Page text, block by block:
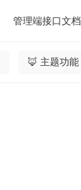
管理端接口文档
🦊 主题功能